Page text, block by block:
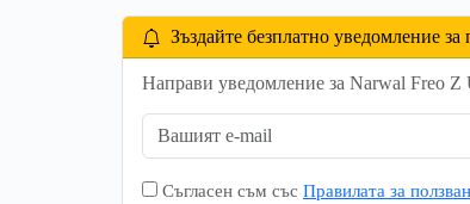
Зъздайте безплатно уведомление за
Направи уведомление за Narwal Freo
Съгласен съм със Правилата за